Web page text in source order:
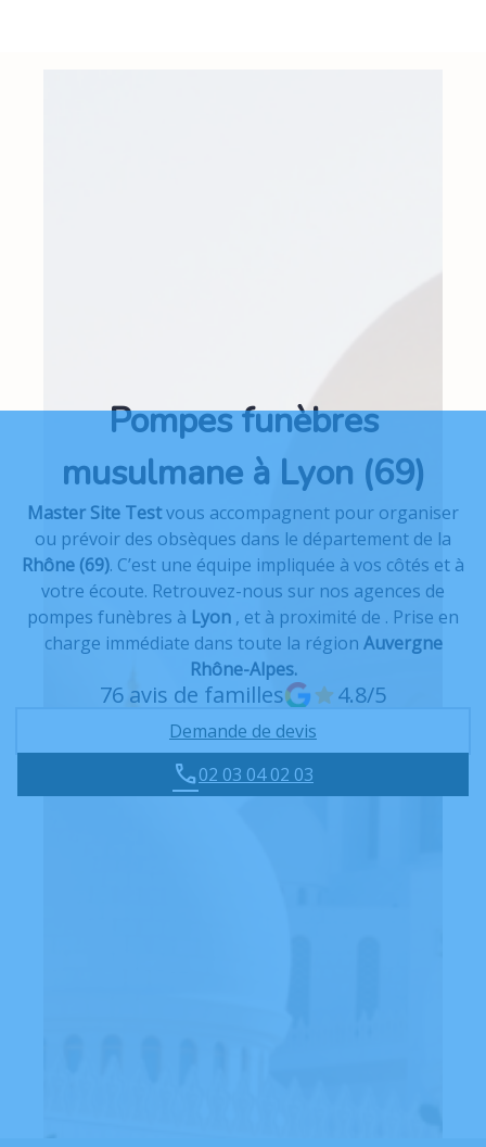
Pompes funèbres
musulmane à Lyon (69)
Master Site Testvous accompagnent pour organiser
ou prévoir des obsèques dans le département de la
Rhône (69). C’est une équipe impliquée à vos côtés et à
votre écoute. Retrouvez-nous sur nos agences de
pompes funèbres à Lyon , et à proximité de . Prise en
charge immédiate dans toute la région Auvergne
Rhône-Alpes.
76 avis de familles 4.8/5
Demande de devis
02 03 04 02 03